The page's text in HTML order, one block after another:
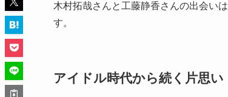
木村拓哉さんと工藤静香さんの出会い
す。
アイドル時代から続く片思い